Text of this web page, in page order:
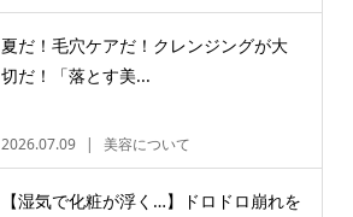
夏だ！毛穴ケアだ！クレンジングが大
切だ！「落とす美...
2026.07.09 美容について
【湿気で化粧が浮く…】ドロドロ崩れを